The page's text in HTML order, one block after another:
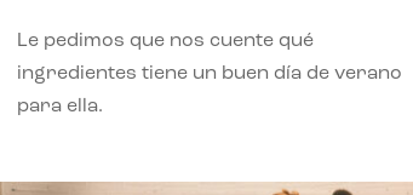
Le pedimos que nos cuente qué
ingredientes tiene un buen día de verano
para ella.